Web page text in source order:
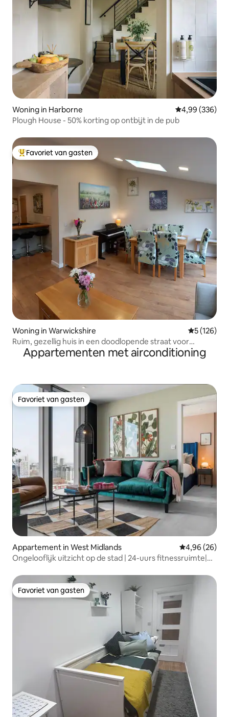
Woning in Harborne Gemiddelde
4,99 (336)
Plough House - 50% korting op ontbijt in de pub
Topfavoriet van gasten
Favoriet van gasten
Woning in Warwickshire
5 (126)
Ruim, gezellig huis in een doodlopende straat voor
maximaal 6 gasten.
Appartementen met airconditioning
Favoriet van gasten
Favoriet van gasten
Appartement in West Midlands Gemiddelde
4,96 (26)
Ongelooflijk uitzicht op de stad | 24-uurs fitnessruimte|
Favoriet van gasten
Favoriet van gasten